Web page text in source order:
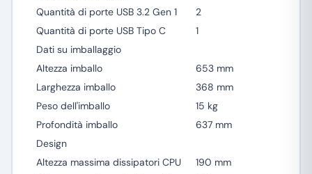
Quantità di porte USB 3.2 Gen 1
2
Quantità di porte USB Tipo C
1
Dati su imballaggio
Altezza imballo
653 mm
Larghezza imballo
368 mm
Peso dell'imballo
15 kg
Profondità imballo
637 mm
Design
Altezza massima dissipatori CPU
190 mm